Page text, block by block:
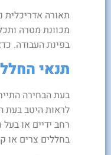
תאורה אדריכלית
מכוונת מטרה
בפינת העבודה.
תנאי
בעת הבחירה
לראות היטב בעת
רחב ידיים או
בחללים צרים או